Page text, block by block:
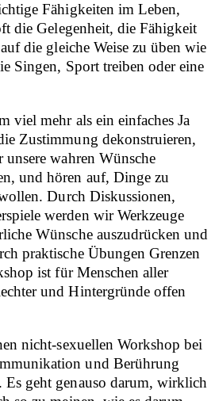
Fähigkeiten im Leben,
die Gelegenheit, die Fähigkeit
die gleiche Weise zu üben wie
Singen, Sport treiben oder eine
viel mehr als ein einfaches Ja
Zustimmung dekonstruieren,
wahren Wünsche
und hören auf, Dinge zu
Durch Diskussionen,
werden wir Werkzeuge
Wünsche auszudrücken und
praktische Übungen Grenzen
ist für Menschen aller
und Hintergründe offen
nicht-sexuellen Workshop bei
und Berührung
Es geht genauso darum, wirklich